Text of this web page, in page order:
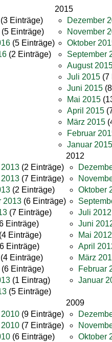
(3 Einträge)
(5 Einträge)
(5 Einträge)
(2 Einträge)
2015
Dezember
November
Oktober
September
August
Juli 2015 (7
Juni 2015
Mai 2015
April 2015
März 2015
Februar
Januar 2015
(2 Einträge)
(7 Einträge)
(2 Einträge)
2013 (6 Einträge)
(7 Einträge)
Einträge)
(4 Einträge)
Einträge)
(4 Einträge)
(6 Einträge)
(1 Eintrag)
(5 Einträge)
2012
Oktober
Juli 2012
Juni
Mai 2012
April
März
Februar
Januar
(9 Einträge)
(7 Einträge)
(6 Einträge)
2009
Oktober